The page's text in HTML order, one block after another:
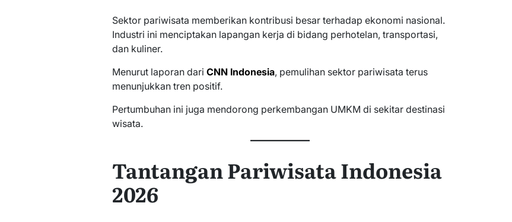
Sektor pariwisata memberikan kontribusi besar terhadap ekonomi nasional.
Industri ini menciptakan lapangan kerja di bidang perhotelan, transportasi,
dan kuliner.
Menurut laporan dari CNN Indonesia, pemulihan sektor pariwisata terus
menunjukkan tren positif.
Pertumbuhan ini juga mendorong perkembangan UMKM di sekitar destinasi
wisata.
Tantangan Pariwisata Indonesia
2026